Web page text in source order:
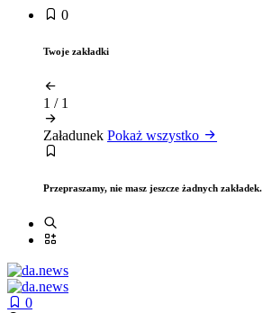
0
Twoje zakładki
1 / 1
Załadunek Pokaż wszystko
Przepraszamy, nie masz jeszcze żadnych zakładek.
0